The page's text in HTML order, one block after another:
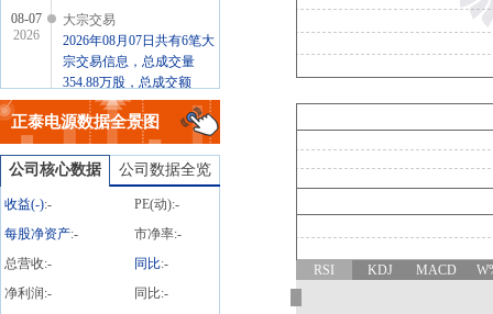
08-07
2026
大宗交易
2026年08月07日共有6笔大
宗交易信息，总成交量
354.88万股，总成交额
7275.04万元
正泰电源数据全景图
公司核心数据 公司数据全览
收益(-):- PE(动):-
每股净资产:- 市净率:-
总营收:- 同比:-
净利润:- 同比:-
RSI KDJ MACD